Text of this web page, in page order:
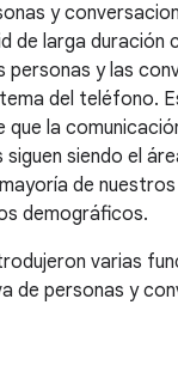
y
de larga duración
personas y las
del teléfono.
que la
siendo el
de nuestros
demográficos.
varias
de personas y